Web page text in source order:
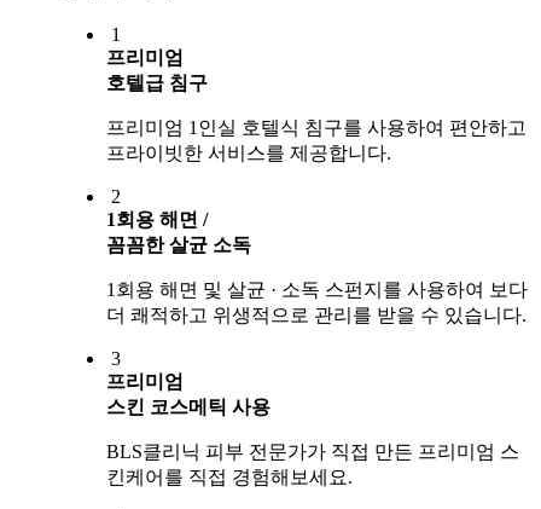
1
프리미엄
호텔급 침구
프리미엄 1인실 호텔식 침구를 사용하여 편안하고
프라이빗한 서비스를 제공합니다.
2
1회용 해면 /
꼼꼼한 살균 소독
1회용 해면 및 살균 · 소독 스펀지를 사용하여 보다
더 쾌적하고 위생적으로 관리를 받을 수 있습니다.
3
프리미엄
스킨 코스메틱 사용
BLS클리닉 피부 전문가가 직접 만든 프리미엄 스
킨케어를 직접 경험해보세요.